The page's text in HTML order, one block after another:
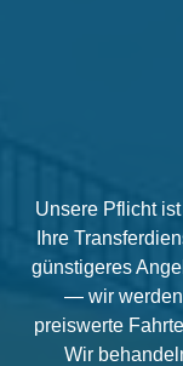
Unsere Pflicht
Ihre
günstigeres
— wir werden
preiswerte
Wir